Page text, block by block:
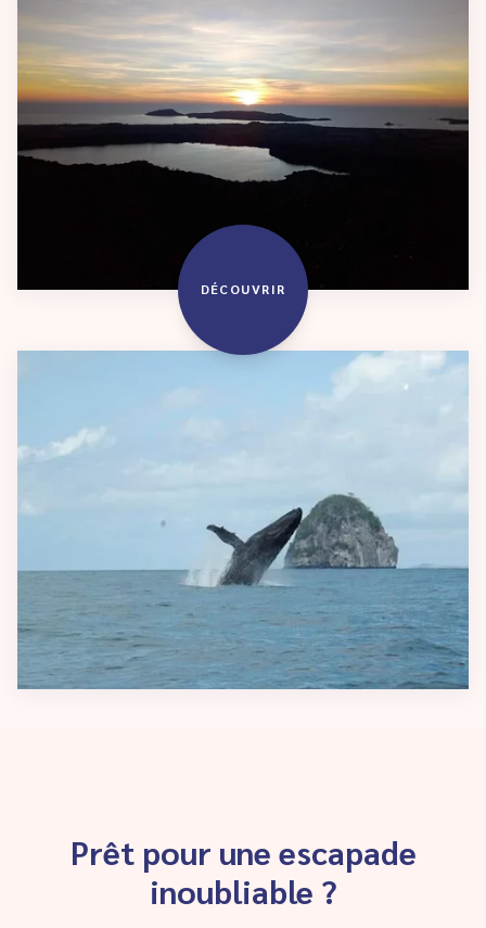
DÉCOUVRIR
Prêt pour une escapade
inoubliable ?